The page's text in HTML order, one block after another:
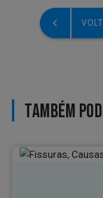
TAMBÉM